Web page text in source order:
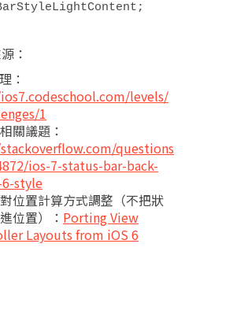
：
：
levels/
1
關議題：
questions
ios-7-status-bar-back-
style
位置計算方式調整（不把狀
位置）： Porting View
Layouts from iOS 6